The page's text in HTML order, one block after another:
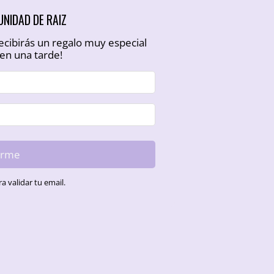
DE RAIZ
un regalo muy especial
una tarde!
validar tu email.